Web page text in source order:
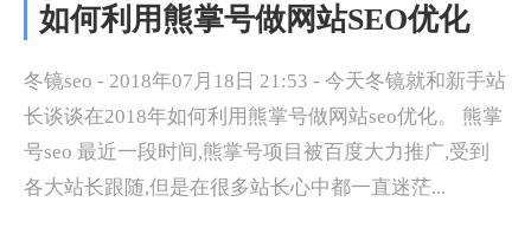
如何利用熊掌号做网站SEO优化
冬镜seo - 2018年07月18日 21:53 - 今天冬镜就和新手站
长谈谈在2018年如何利用熊掌号做网站seo优化。 熊掌
号seo 最近一段时间,熊掌号项目被百度大力推广,受到
各大站长跟随,但是在很多站长心中都一直迷茫...